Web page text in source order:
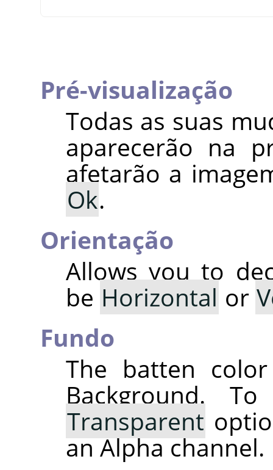
Pré-visualização
Todas as suas
aparecerão na
afetarão a
Ok.
Orientação
Allows you to
be Horizontal or
Fundo
The batten
Background.
Transparent
an Alpha channel.